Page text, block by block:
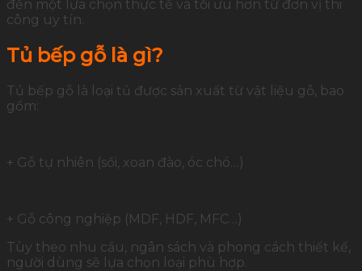
đến một lựa chọn thực tế và tối ưu hơn từ đơn vị thi
công uy tín.
Tủ bếp gỗ là gì?
Tủ bếp gỗ là loại tủ được sản xuất từ vật liệu gỗ, bao
gồm:
+ Gỗ tự nhiên (sồi, xoan đào, óc chó…)
+ Gỗ công nghiệp (MDF, HDF, MFC…)
Tùy theo nhu cầu, ngân sách và phong cách thiết kế,
người dùng sẽ lựa chọn loại phù hợp.